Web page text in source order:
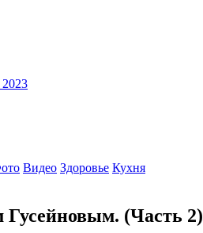
Видео Здоровье Кухня
(Часть 2)